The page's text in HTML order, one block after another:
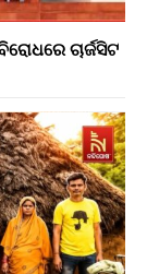
ଚାର୍ଜସିଟ